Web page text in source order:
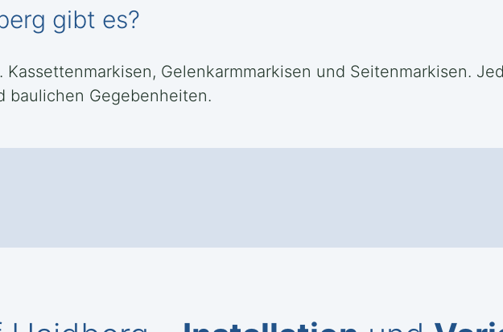
gibt es?
Gelenkarmmarkisen und Seitenmarkisen.
baulichen Gegebenheiten.